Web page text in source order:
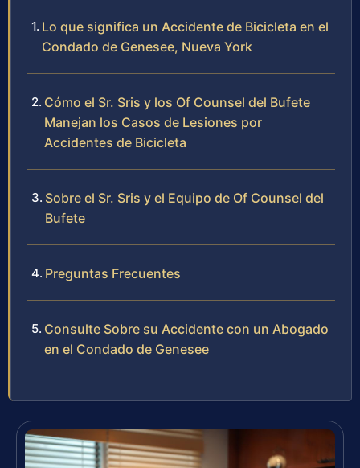
Lo que significa un Accidente de Bicicleta en el
Condado de Genesee, Nueva York
Cómo el Sr. Sris y los Of Counsel del Bufete
Manejan los Casos de Lesiones por
Accidentes de Bicicleta
Sobre el Sr. Sris y el Equipo de Of Counsel del
Bufete
Preguntas Frecuentes
Consulte Sobre su Accidente con un Abogado
en el Condado de Genesee